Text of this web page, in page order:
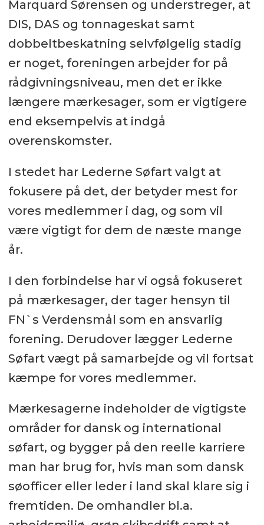
Marquard Sørensen og understreger, at
DIS, DAS og tonnageskat samt
dobbeltbeskatning selvfølgelig stadig
er noget, foreningen arbejder for på
rådgivningsniveau, men det er ikke
længere mærkesager, som er vigtigere
end eksempelvis at indgå
overenskomster.
I stedet har Lederne Søfart valgt at
fokusere på det, der betyder mest for
vores medlemmer i dag, og som vil
være vigtigt for dem de næste mange
år.
I den forbindelse har vi også fokuseret
på mærkesager, der tager hensyn til
FN`s Verdensmål som en ansvarlig
forening. Derudover lægger Lederne
Søfart vægt på samarbejde og vil fortsat
kæmpe for vores medlemmer.
Mærkesagerne indeholder de vigtigste
områder for dansk og international
søfart, og bygger på den reelle karriere
man har brug for, hvis man som dansk
søofficer eller leder i land skal klare sig i
fremtiden. De omhandler bl.a.